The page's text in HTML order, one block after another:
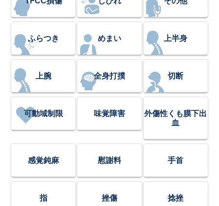
ふらつき めまい 上半身
上腕 全身打撲 切断
可動域制限 味覚障害
外傷性くも膜下出
血
感覚鈍麻 慰謝料 手首
指 挫傷 捻挫